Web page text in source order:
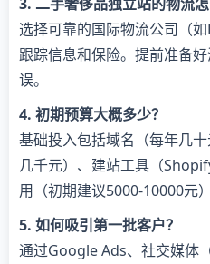
选择可靠的国际物流公司（
跟踪信息和保险。提前准备
误。
4. 初期预算大概多少？
基础投入包括域名（每年几
几千元）、建站工具（
用（初期建议5000-10000元
5. 如何吸引第一批客户？
通过Google Ads、社交媒体